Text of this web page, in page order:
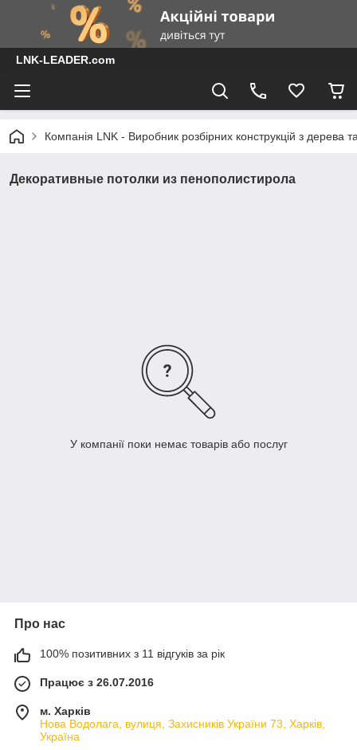
LNK-LEADER.com
Компанія LNK - Виробник розбірних конструкцій з дерева
Декоративные потолки из пенополистирола
У компанії поки немає товарів або послуг
Про нас
100% позитивних з 11 відгуків за рік
Працює з 26.07.2016
м. Харків
Нова Водолага, вулиця, Захисників України 73, Харків,
Україна